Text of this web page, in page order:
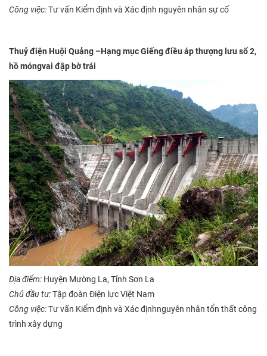
Công việc:Tư vấn Kiểm định và Xác định nguyên nhân sự cố
Thuỷ điện Huội Quảng –Hạng mục Giếng điều áp thượng lưu số 2,
hồ móngvai đập bờ trái
Địa điểm: Huyện Mường La, Tỉnh Sơn La
Chủ đầu tư:Tập đoàn Điện lực Việt Nam
Công việc:Tư vấn Kiểm định và Xác địnhnguyên nhân tổn thất công
trình xây dựng